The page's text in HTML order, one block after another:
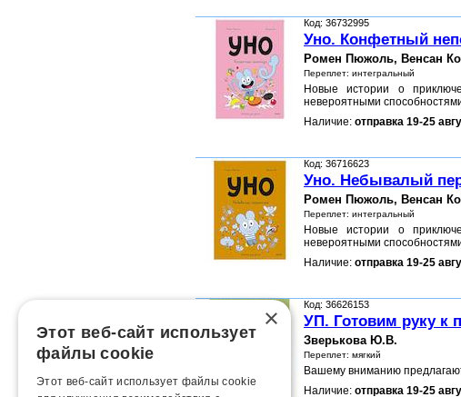
Код: 36732995
Уно. Конфетный
Ромен Пюжоль, Венсан Ко
Переплет: интегральный
Новые истории о
невероятными
Наличие: отправка 19-25
Код: 36716623
Уно. Небывалый
Ромен Пюжоль, Венсан Ко
Переплет: интегральный
Новые истории о
невероятными
Наличие: отправка 19-25
Код: 36626153
УП. Готовим руку к
Зверькова Ю.В.
Переплет: мягкий
Вашему вниманию
Наличие: отправка 19-25
×
Этот веб-сайт использует
файлы cookie
Этот веб-сайт использует файлы cookie